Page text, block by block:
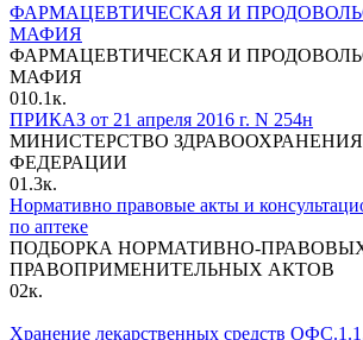
ФАРМАЦЕВТИЧЕСКАЯ И
МАФИЯ
ФАРМАЦЕВТИЧЕСКАЯ И
МАФИЯ
010.1к.
ПРИКАЗ от 21 апреля 2016 г. N 254н
МИНИСТЕРСТВО
ФЕДЕРАЦИИ
01.3к.
Нормативно правовые акты и
по аптеке
ПОДБОРКА НОРМАТИВНО-
ПРАВОПРИМЕНИТЕЛЬНЫХ АКТОВ
02к.
Хранение лекарственных средств